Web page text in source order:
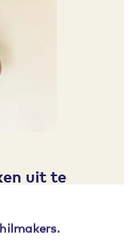
uit te